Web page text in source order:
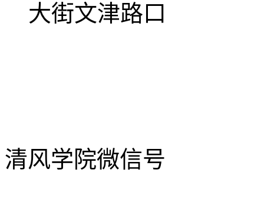
大街文津路口
清风学院微信号